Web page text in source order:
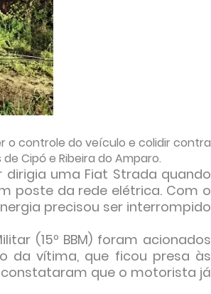
o controle do veículo e colidir contra
Cipó e Ribeira do Amparo.
uma Fiat Strada quando
poste da rede elétrica. Com o
precisou ser interrompido
(15º BBM) foram acionados
da vítima, que ficou presa às
constataram que o motorista já